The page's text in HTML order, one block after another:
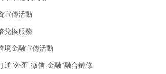
宣傳活動
兌換服務
境金融宣傳活動
通“外匯-徵信-金融”融合鏈條